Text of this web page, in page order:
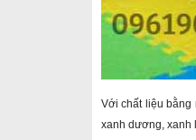
Với chất liệu bằng
xanh dương, xanh